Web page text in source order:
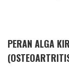
PERAN ALGA